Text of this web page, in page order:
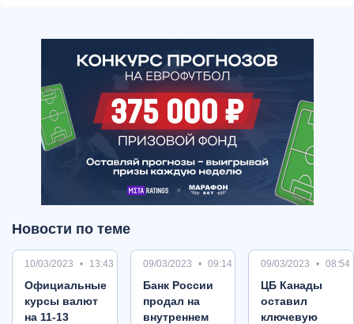
Новости по теме
10/03/2023 13:43
Oфициальные
курсы валют
на 11-13
09/03/2023 09:14
Банк России
продал на
внутреннем
09/03/2023 08:54
ЦБ Канады
оставил
ключевую